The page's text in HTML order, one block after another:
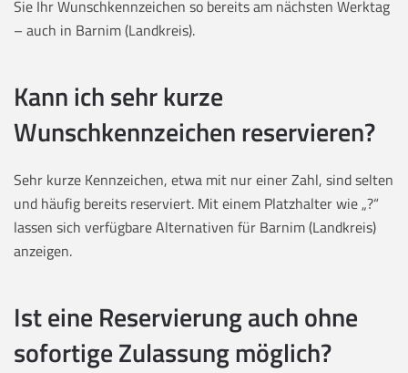
Sie Ihr Wunschkennzeichen so bereits am nächsten Werktag
– auch in Barnim (Landkreis).
Kann ich sehr kurze
Wunschkennzeichen reservieren?
Sehr kurze Kennzeichen, etwa mit nur einer Zahl, sind selten
und häufig bereits reserviert. Mit einem Platzhalter wie „?“
lassen sich verfügbare Alternativen für Barnim (Landkreis)
anzeigen.
Ist eine Reservierung auch ohne
sofortige Zulassung möglich?